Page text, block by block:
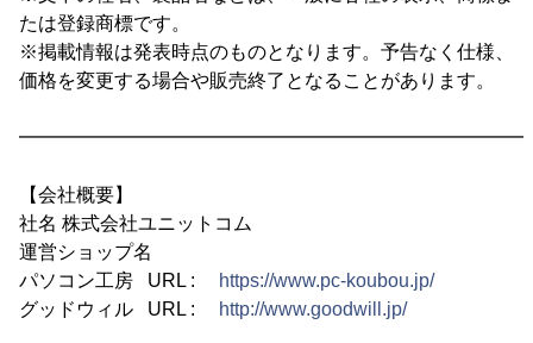
たは登録商標です。
※掲載情報は発表時点のものとなります。予告なく仕様、
価格を変更する場合や販売終了となることがあります。
【会社概要】
社名 株式会社ユニットコム
運営ショップ名
パソコン工房 URL :
https://www.pc-koubou.jp/
グッドウィル URL :
http://www.goodwill.jp/